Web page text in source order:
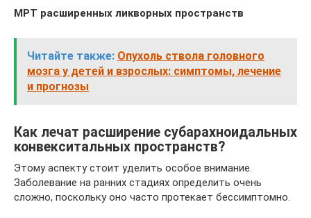
МРТ расширенных ликворных пространств
Читайте также: Опухоль ствола головного
мозга у детей и взрослых: симптомы, лечение
и прогнозы
Как лечат расширение субарахноидальных
конвекситальных пространств?
Этому аспекту стоит уделить особое внимание.
Заболевание на ранних стадиях определить очень
сложно, поскольку оно часто протекает бессимптомно.